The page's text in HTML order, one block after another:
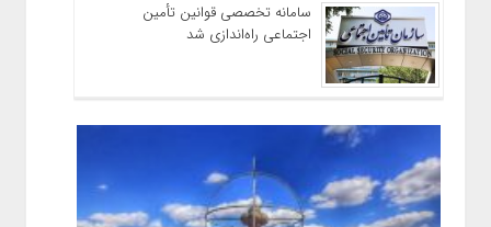
سامانه تخصصی قوانین تأمین
اجتماعی راه‌اندازی شد